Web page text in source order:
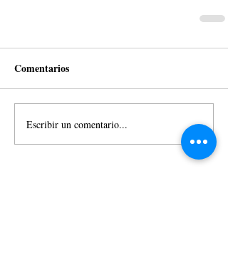
Comentarios
Escribir un comentario...